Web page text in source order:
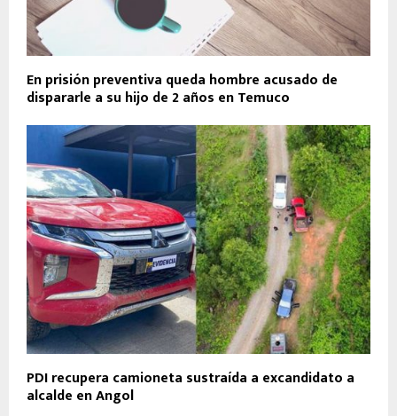
En prisión preventiva queda hombre acusado de
dispararle a su hijo de 2 años en Temuco
PDI recupera camioneta sustraída a excandidato a
alcalde en Angol